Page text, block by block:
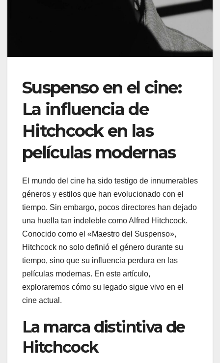
Suspenso en el cine:
La influencia de
Hitchcock en las
películas modernas
El mundo del cine ha sido testigo de innumerables
géneros y estilos que han evolucionado con el
tiempo. Sin embargo, pocos directores han dejado
una huella tan indeleble como Alfred Hitchcock.
Conocido como el «Maestro del Suspenso»,
Hitchcock no solo definió el género durante su
tiempo, sino que su influencia perdura en las
películas modernas. En este artículo,
exploraremos cómo su legado sigue vivo en el
cine actual.
La marca distintiva de
Hitchcock